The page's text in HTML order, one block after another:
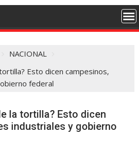
NACIONAL
Esto dicen campesinos,
federal
la tortilla? Esto dicen
industriales y gobierno